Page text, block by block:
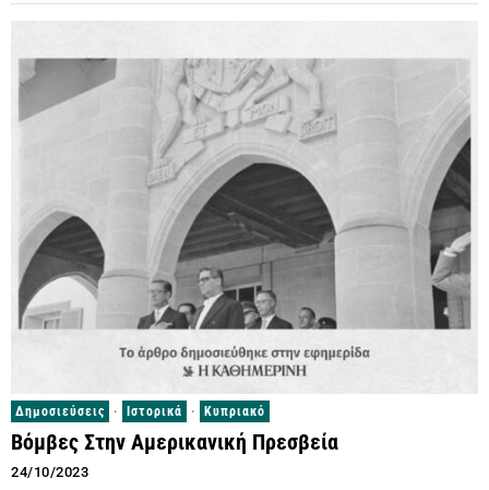
Δημοσιεύσεις · Ιστορικά · Κυπριακό
Βόμβες Στην Αμερικανική Πρεσβεία
24/10/2023